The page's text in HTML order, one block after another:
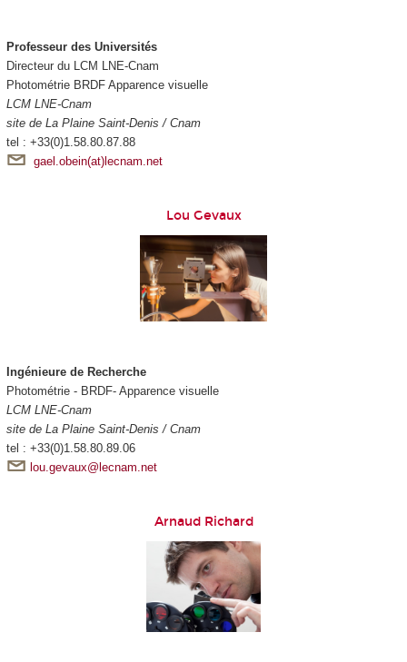
Professeur des Universités
Directeur du LCM LNE-Cnam
Photométrie BRDF Apparence visuelle
LCM LNE-Cnam
site de La Plaine Saint-Denis / Cnam
tel : +33(0)1.58.80.87.88
gael.obein(at)lecnam.net
Lou Gevaux
Ingénieure de Recherche
Photométrie - BRDF- Apparence visuelle
LCM LNE-Cnam
site de La Plaine Saint-Denis / Cnam
tel : +33(0)1.58.80.89.06
lou.gevaux@lecnam.net
Arnaud Richard